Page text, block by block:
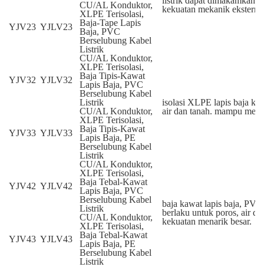
kekuatan mekanik
YJV23 YJLV23
CU/AL Konduktor,
XLPE Terisolasi,
Baja-Tape Lapis
Baja, PVC
Berselubung Kabel
Listrik
YJV32 YJLV32
CU/AL Konduktor,
XLPE Terisolasi,
Baja Tipis-Kawat
Lapis Baja, PVC
Berselubung Kabel
Listrik
isolasi XLPE lapis baja
air dan tanah. mampu
YJV33 YJLV33
CU/AL Konduktor,
XLPE Terisolasi,
Baja Tipis-Kawat
Lapis Baja, PE
Berselubung Kabel
Listrik
YJV42 YJLV42
CU/AL Konduktor,
XLPE Terisolasi,
Baja Tebal-Kawat
Lapis Baja, PVC
Berselubung Kabel
Listrik
baja kawat lapis baja,
berlaku untuk poros, air
kekuatan menarik besar.
YJV43 YJLV43
CU/AL Konduktor,
XLPE Terisolasi,
Baja Tebal-Kawat
Lapis Baja, PE
Berselubung Kabel
Listrik